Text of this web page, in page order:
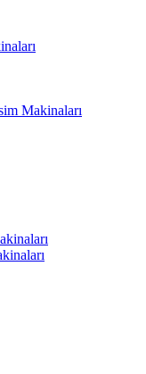
Makinaları